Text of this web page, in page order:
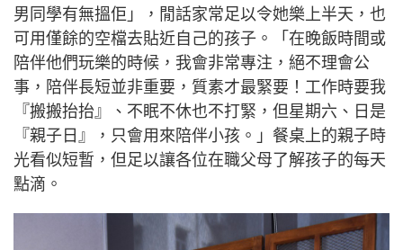
男同學有無搵佢」，閒話家常足以令她樂上半天，也
可用僅餘的空檔去貼近自己的孩子。「在晚飯時間或
陪伴他們玩樂的時候，我會非常專注，絕不理會公
事，陪伴長短並非重要，質素才最緊要！工作時要我
『搬搬抬抬』、不眠不休也不打緊，但星期六、日是
『親子日』，只會用來陪伴小孩。」餐桌上的親子時
光看似短暫，但足以讓各位在職父母了解孩子的每天
點滴。